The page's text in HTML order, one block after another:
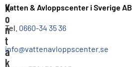
K
o
n
t
a
k
Vatten & Avloppscenter i Sverige AB
Tel. 0660-34 35 36
info@vattenavloppscenter.se